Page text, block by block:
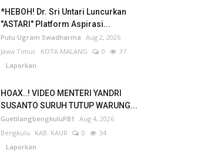
*HEBOH! Dr. Sri Untari Luncurkan
"ASTARI" Platform Aspirasi...
Putu Ugram Swadharma Aug 2, 2026
Jawa Timur KOTA MALANG 0
37
Laporkan
HOAX..! VIDEO MENTERI YANDRI
SUSANTO SURUH TUTUP WARUNG...
GuetilangbengkuluPB1
Aug 4, 2026
Bengkulu
KAB. KAUR 0
34
Laporkan